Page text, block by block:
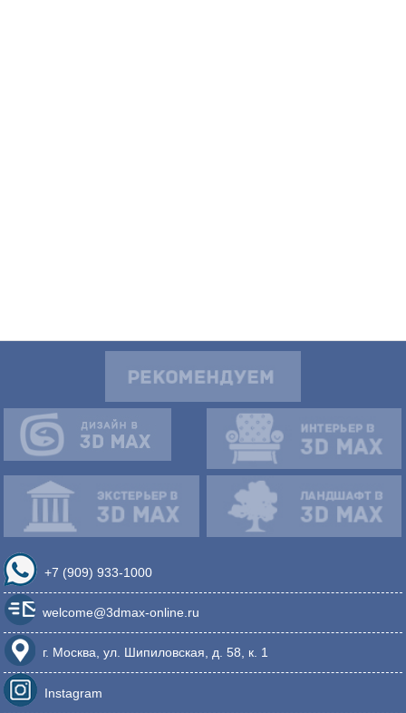
+7 (909) 933-1000
welcome@3dmax-online.ru
г. Москва, ул. Шипиловская, д. 58, к. 1
Instagram